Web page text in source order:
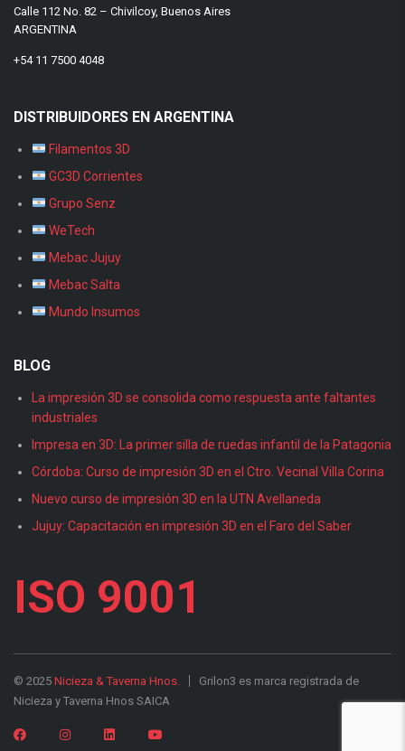
Calle 112 No. 82 – Chivilcoy, Buenos Aires
ARGENTINA
+54 11 7500 4048
DISTRIBUIDORES EN ARGENTINA
Filamentos 3D
GC3D Corrientes
Grupo Senz
WeTech
Mebac Jujuy
Mebac Salta
Mundo Insumos
BLOG
La impresión 3D se consolida como respuesta ante faltantes
industriales
Impresa en 3D: La primer silla de ruedas infantil de la Patagonia
Córdoba: Curso de impresión 3D en el Ctro. Vecinal Villa Corina
Nuevo curso de impresión 3D en la UTN Avellaneda
Jujuy: Capacitación en impresión 3D en el Faro del Saber
ISO 9001
© 2025 Nicieza & Taverna Hnos.
Grilon3 es marca registrada de
Nicieza y Taverna Hnos SAICA